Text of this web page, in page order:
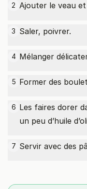
2 Ajouter le veau
3 Saler, poivrer.
4 Mélanger
5 Former des
6 Les faires dorer
un peu d’huile
7 Servir avec des